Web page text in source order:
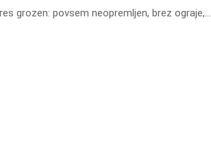
grozen: povsem neopremljen, brez ograje,…